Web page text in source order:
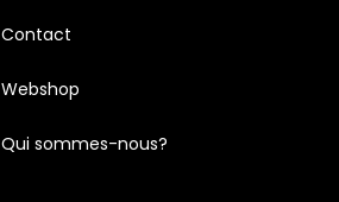
Contact
Webshop
Qui sommes-nous?